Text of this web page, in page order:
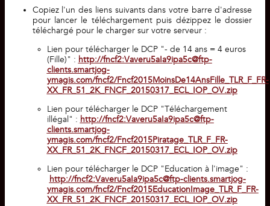
Copiez l'un des liens suivants dans votre barre d'adresse
pour lancer le téléchargement puis dézippez le dossier
téléchargé pour le charger sur votre serveur :
Lien pour télécharger le DCP "- de 14 ans = 4 euros
(Fille)" : http://fncf2:Vaveru5aIa9ipa5c@ftp-
clients.smartjog-
ymagis.com/fncf2/Fncf2015MoinsDe14AnsFille_TLR_F_FR-
XX_FR_51_2K_FNCF_20150317_ECL_IOP_OV.zip
Lien pour télécharger le DCP "Téléchargement
illégal" : http://fncf2:Vaveru5aIa9ipa5c@ftp-
clients.smartjog-
ymagis.com/fncf2/Fncf2015Piratage_TLR_F_FR-
XX_FR_51_2K_FNCF_20150317_ECL_IOP_OV.zip
Lien pour télécharger le DCP "Education à l'image" :​
http://fncf2:Vaveru5aIa9ipa5c@ftp-clients.smartjog-
ymagis.com/fncf2/Fncf2015EducationImage_TLR_F_FR-
XX_FR_51_2K_FNCF_20150317_ECL_IOP_OV.zip